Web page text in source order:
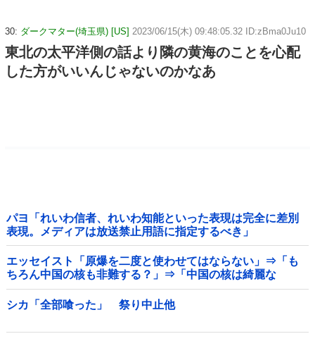
30: ダークマター(埼玉県) [US] 2023/06/15(木) 09:48:05.32 ID:zBma0Ju10
東北の太平洋側の話より隣の黄海のことを心配
した方がいいんじゃないのかなあ
パヨ「れいわ信者、れいわ知能といった表現は完全に差別
表現。メディアは放送禁止用語に指定するべき」
エッセイスト「原爆を二度と使わせてはならない」⇒「も
ちろん中国の核も非難する？」⇒「中国の核は綺麗な
核！」
シカ「全部喰った」 祭り中止他